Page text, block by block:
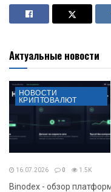
Актуальные новости
НОВОСТИ
КРИПТОВАЛЮТ
16.07.2026 0 1.5K
Binodex - обзор